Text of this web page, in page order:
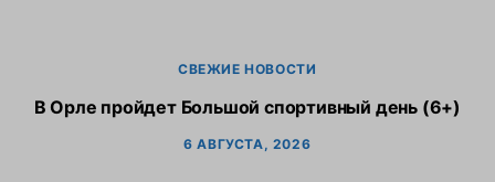
СВЕЖИЕ НОВОСТИ
В Орле пройдет Большой спортивный день (6+)
6 АВГУСТА, 2026